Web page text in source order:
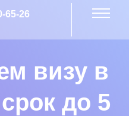
65-26
визу в
до 5